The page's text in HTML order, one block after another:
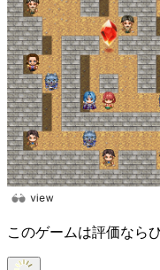
このゲームは評価なら